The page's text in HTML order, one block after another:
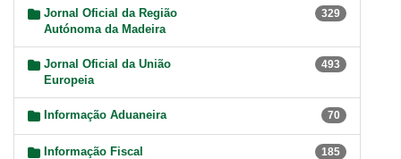
Jornal Oficial da Região
Autónoma da Madeira
329
Jornal Oficial da União
Europeia
493
Informação Aduaneira 70
Informação Fiscal 185